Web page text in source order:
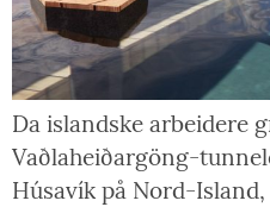
Da islandske arbeidere
Vaðlaheiðargöng-
Húsavík på Nord-